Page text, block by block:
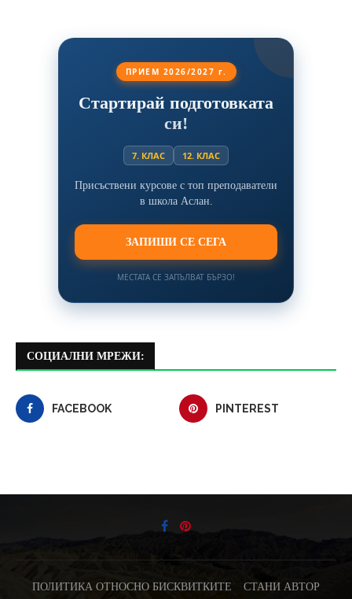
ПРИЕМ 2026/2027 г.
Стартирай подготовката
си!
7. КЛАС 12. КЛАС
Присъствени курсове с топ преподаватели
в школа Аслан.
ЗАПИШИ СЕ СЕГА
МЕСТАТА СЕ ЗАПЪЛВАТ БЪРЗО!
СОЦИАЛНИ МРЕЖИ:
FACEBOOK PINTEREST
ПОЛИТИКА ОТНОСНО БИСКВИТКИТЕ СТАНИ АВТОР